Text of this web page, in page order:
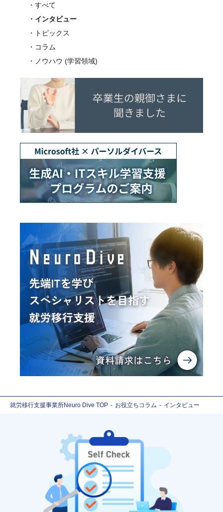
すべて
インタビュー
トピックス
コラム
ノウハウ (学習領域)
就労移行支援事業所Neuro Dive TOP お役立ちコラム インタビュー